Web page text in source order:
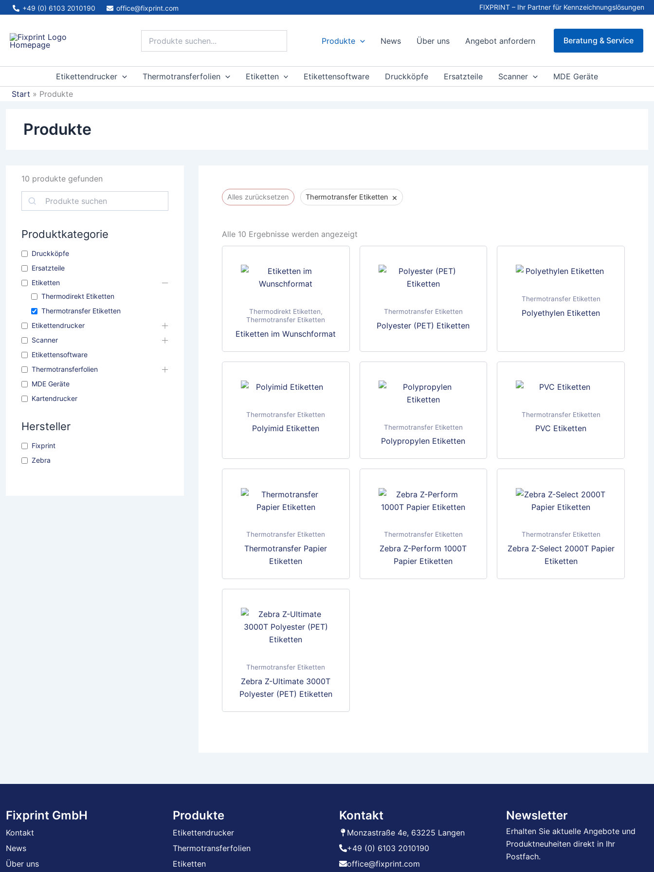
Zum
springen
+49 (0) 6103 2010190 office@fixprint.com FIXPRINT – Ihr Partner für Kennzeichnungslösungen
Produkte News Über uns Angebot anfordern Beratung & Service
Etikettendrucker Thermotransferfolien Etiketten Etikettensoftware Druckköpfe Ersatzteile Scanner
MDE Geräte
Start
Produkte
Produkte
10 produkte gefunden
e
Produktkategorie
Druckköpfe
Ersatzteile
Etiketten
Thermodirekt Etiketten
Thermotransfer Etiketten
Etikettendrucker
Scanner
Etikettensoftware
Thermotransferfolien
MDE Geräte
Kartendrucker
Hersteller
Fixprint
Zebra
Alles zurücksetzen Thermotransfer Etiketten ×
Alle 10 Ergebnisse werden angezeigt
Thermodirekt Etiketten,
Thermotransfer Etiketten
Etiketten im Wunschformat
Thermotransfer Etiketten
Polyester (PET) Etiketten
weist
mehrere
Thermotransfer Etiketten
Polyethylen Etiketten
Thermotransfer Etiketten
Polyimid Etiketten Thermotransfer Etiketten
Polypropylen Etiketten
Thermotransfer Etiketten
PVC Etiketten
Thermotransfer Etiketten
Thermotransfer Papier
Etiketten
werden
Thermotransfer Etiketten
Zebra Z-Perform 1000T
Papier Etiketten
Thermotransfer Etiketten
Zebra Z-Select 2000T Papier
Etiketten
Thermotransfer Etiketten
Zebra Z-Ultimate 3000T
Polyester (PET) Etiketten
Fixprint GmbH
Kontakt
News
Über uns
Produkte
Etikettendrucker
Thermotransferfolien
Etiketten
Kontakt
Monzastraße 4e, 63225 Langen
+49 (0) 6103 2010190
office@fixprint.com
Newsletter
Erhalten Sie aktuelle Angebote und
Produktneuheiten direkt in Ihr
Postfach.